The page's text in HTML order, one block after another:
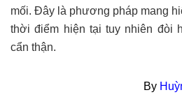
mối. Đây là phương pháp mang
thời điểm hiện tại tuy nhiên đòi
cẩn thận.
By